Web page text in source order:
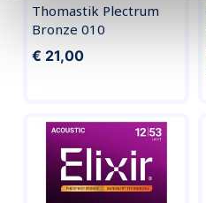
Thomastik Plectrum
Bronze 010
€ 21,00